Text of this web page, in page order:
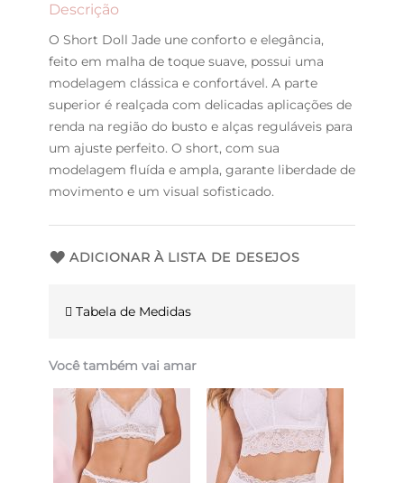
Descrição
O Short Doll Jade une conforto e elegância,
feito em malha de toque suave, possui uma
modelagem clássica e confortável. A parte
superior é realçada com delicadas aplicações de
renda na região do busto e alças reguláveis para
um ajuste perfeito. O short, com sua
modelagem fluída e ampla, garante liberdade de
movimento e um visual sofisticado.
ADICIONAR À LISTA DE DESEJOS
Tabela de Medidas
Galeria
imagens
Você também vai amar